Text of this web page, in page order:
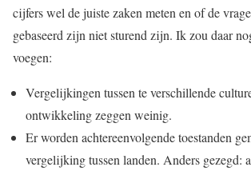
cijfers wel de juiste zaken meten en of de
gebaseerd zijn niet sturend zijn. Ik zou daar
voegen:
Vergelijkingen tussen te verschillende
ontwikkeling zeggen weinig.
Er worden achtereenvolgende toestanden
vergelijking tussen landen. Anders gezegd: